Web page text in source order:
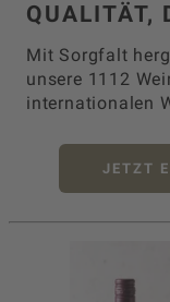
QUALITÄT,
Mit Sorgfalt
unsere 1112
internationalen
JETZT